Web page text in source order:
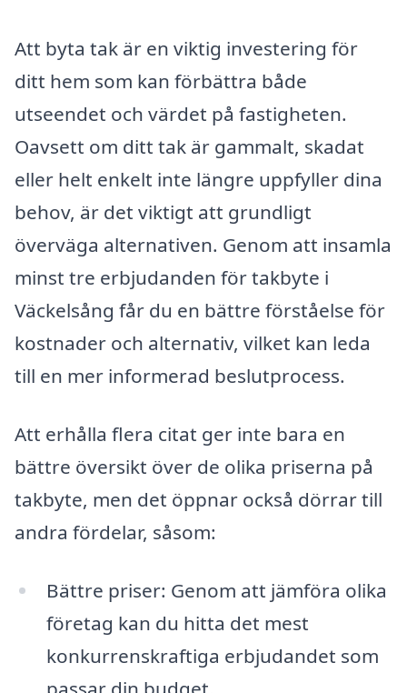
Att byta tak är en viktig investering för
ditt hem som kan förbättra både
utseendet och värdet på fastigheten.
Oavsett om ditt tak är gammalt, skadat
eller helt enkelt inte längre uppfyller dina
behov, är det viktigt att grundligt
överväga alternativen. Genom att insamla
minst tre erbjudanden för takbyte i
Väckelsång får du en bättre förståelse för
kostnader och alternativ, vilket kan leda
till en mer informerad beslutprocess.
Att erhålla flera citat ger inte bara en
bättre översikt över de olika priserna på
takbyte, men det öppnar också dörrar till
andra fördelar, såsom:
Bättre priser: Genom att jämföra olika
företag kan du hitta det mest
konkurrenskraftiga erbjudandet som